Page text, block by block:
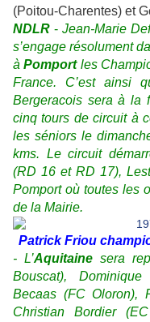
(Poitou-Charentes) et
NDLR - Jean-Marie
s’engage résolument
àPomportles
France. C’est
Bergeracois sera à la
cinq tours de circuit à
les séniors le
kms. Le circuit
(RD 16 et RD 17),
Pomport où toutes les
de la Mairie.
Patrick Friou
- L’Aquitainesera
Bouscat),
Becaas (FC Oloron),
Christian Bordier